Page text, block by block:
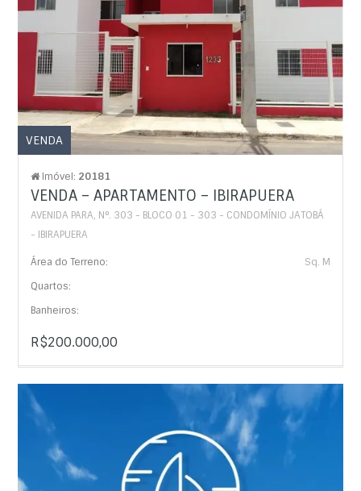
VENDA
Imóvel: 20181
VENDA – APARTAMENTO – IBIRAPUERA
AVENIDA PARA, N°. 303 - BLOCO 01 - 303 - CONDOMÍNIO JATOBÁ
- IBIRAPUERA
Área do Terreno:
Sq. M
Quartos:
Banheiros:
R$200.000,00